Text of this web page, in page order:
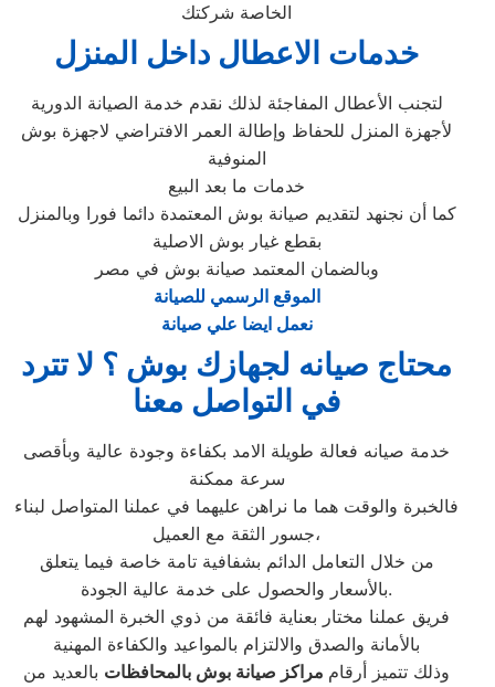
الخاصة شركتك
خدمات الاعطال داخل المنزل
لتجنب الأعطال المفاجئة لذلك نقدم خدمة الصيانة الدورية
لأجهزة المنزل للحفاظ وإطالة العمر الافتراضي لاجهزة بوش
المنوفية
خدمات ما بعد البيع
كما أن نجنهد لتقديم صيانة بوش المعتمدة دائما فورا وبالمنزل
بقطع غيار بوش الاصلية
وبالضمان المعتمد صيانة بوش في مصر
الموقع الرسمي للصيانة
نعمل ايضا علي صيانة
محتاج صيانه لجهازك بوش ؟ لا تترد
في التواصل معنا
خدمة صيانه فعالة طويلة الامد بكفاءة وجودة عالية وبأقصى
سرعة ممكنة
فالخبرة والوقت هما ما نراهن عليهما في عملنا المتواصل لبناء
جسور الثقة مع العميل،
من خلال التعامل الدائم بشفافية تامة خاصة فيما يتعلق
بالأسعار والحصول على خدمة عالية الجودة.
فريق عملنا مختار بعناية فائقة من ذوي الخبرة المشهود لهم
بالأمانة والصدق والالتزام بالمواعيد والكفاءة المهنية
وذلك تتميز أرقام مراكز صيانة بوش بالمحافظات بالعديد من